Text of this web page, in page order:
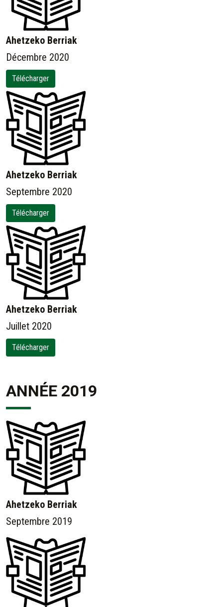
Ahetzeko Berriak
Décembre 2020
Télécharger
Ahetzeko Berriak
Septembre 2020
Télécharger
Ahetzeko Berriak
Juillet 2020
Télécharger
ANNÉE 2019
Ahetzeko Berriak
Septembre 2019